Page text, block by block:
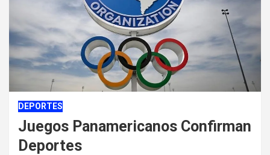
DEPORTES
Juegos Panamericanos Confirman
Deportes